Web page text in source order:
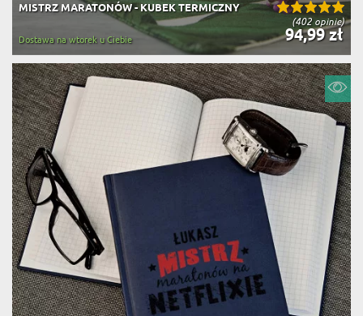
(402 opinie)
MISTRZ MARATONÓW - KUBEK TERMICZNY
94,99 zł
Dostawa na wtorek u Ciebie